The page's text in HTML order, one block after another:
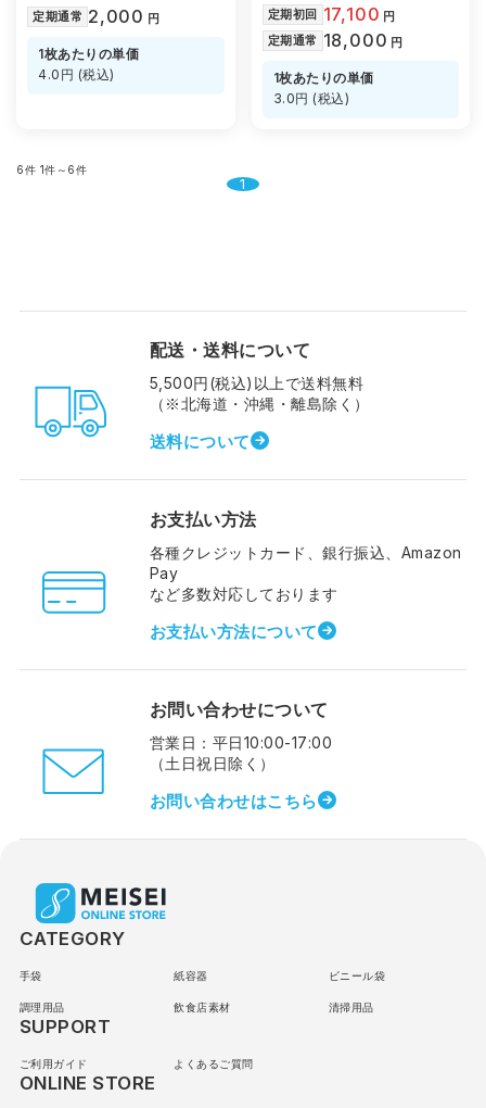
定期通常 2,000 円
1枚あたりの単価
4.0円 (税込)
定期初回 17,100 円
定期通常 18,000 円
1枚あたりの単価
3.0円 (税込)
6件 1件～6件
1
配送・送料について
5,500円(税込)以上で送料無料
（※北海道・沖縄・離島除く）
送料について
お支払い方法
各種クレジットカード、銀行振込、Amazon
Pay
など多数対応しております
お支払い方法について
お問い合わせについて
営業日：平日10:00-17:00
（土日祝日除く）
お問い合わせはこちら
CATEGORY
手袋 紙容器 ビニール袋
調理用品 飲食店素材 清掃用品
SUPPORT
ご利用ガイド よくあるご質問
ONLINE STORE